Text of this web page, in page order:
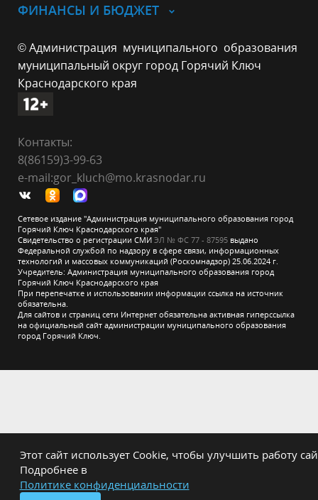
ФИНАНСЫ И БЮДЖЕТ
© Администрация муниципального образования
муниципальный округ город Горячий Ключ
Краснодарского края
Контакты:
8(86159)3-99-63
e-mail:gor_kluch@mo.krasnodar.ru
Сетевое издание "Администрация муниципального образования город
Горячий Ключ Краснодарского края"
Свидетельство о регистрации СМИ ЭЛ № ФС 77 - 87595 выдано
Федеральной службой по надзору в сфере связи, информационных
технологий и массовых коммуникаций (Роскомнадзор) 25.06.2024 г.
Учредитель: Администрация муниципального образования город
Горячий Ключ Краснодарского края
При перепечатке и использовании информации ссылка на источник
обязательна.
Для сайтов и страниц сети Интернет обязательна активная гиперссылка
на официальный сайт администрации муниципального образования
город Горячий Ключ.
Этот сайт использует Cookie, чтобы улучшить работу
Подробнее в
Политике конфиденциальности